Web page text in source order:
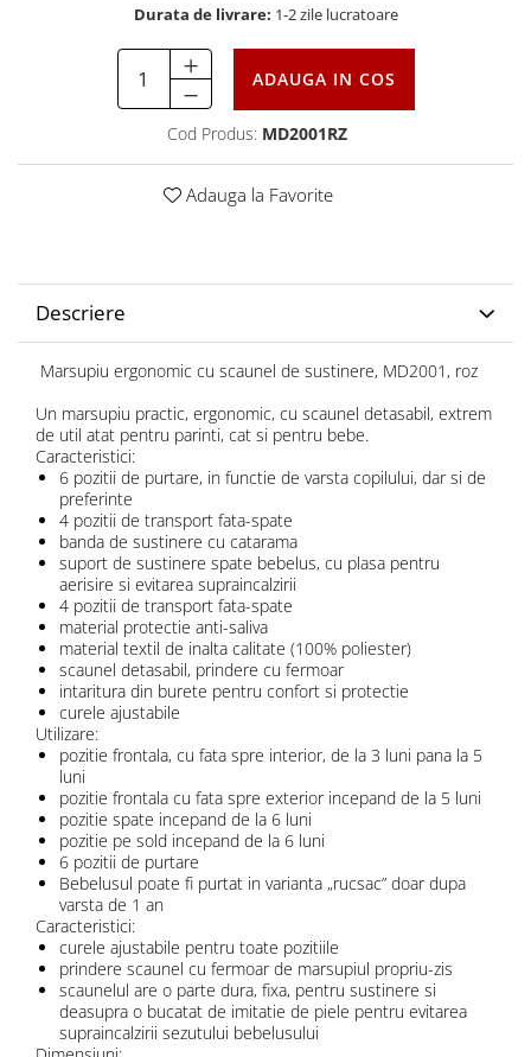
Durata de livrare: 1-2 zile lucratoare
ADAUGA IN COS
Cod Produs: MD2001RZ
Adauga la Favorite
Descriere
Marsupiu ergonomic cu scaunel de sustinere, MD2001, roz
Un marsupiu practic, ergonomic, cu scaunel detasabil, extrem
de util atat pentru parinti, cat si pentru bebe.
Caracteristici:
6 pozitii de purtare, in functie de varsta copilului, dar si de
preferinte
4 pozitii de transport fata-spate
banda de sustinere cu catarama
suport de sustinere spate bebelus, cu plasa pentru
aerisire si evitarea supraincalzirii
4 pozitii de transport fata-spate
material protectie anti-saliva
material textil de inalta calitate (100% poliester)
scaunel detasabil, prindere cu fermoar
intaritura din burete pentru confort si protectie
curele ajustabile
Utilizare:
pozitie frontala, cu fata spre interior, de la 3 luni pana la 5
luni
pozitie frontala cu fata spre exterior incepand de la 5 luni
pozitie spate incepand de la 6 luni
pozitie pe sold incepand de la 6 luni
6 pozitii de purtare
Bebelusul poate fi purtat in varianta „rucsac” doar dupa
varsta de 1 an
Caracteristici:
curele ajustabile pentru toate pozitiile
prindere scaunel cu fermoar de marsupiul propriu-zis
scaunelul are o parte dura, fixa, pentru sustinere si
deasupra o bucatat de imitatie de piele pentru evitarea
supraincalzirii sezutului bebelusului